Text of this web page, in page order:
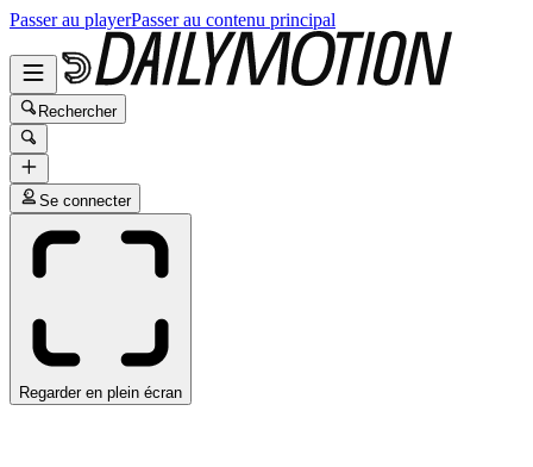
Passer au playerPasser au contenu principal
Rechercher
Se connecter
Regarder en plein écran